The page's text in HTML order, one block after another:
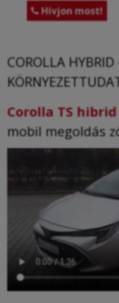
 Hívjon most!
COROLLA HYBRID
Corolla TS
mobil megoldás